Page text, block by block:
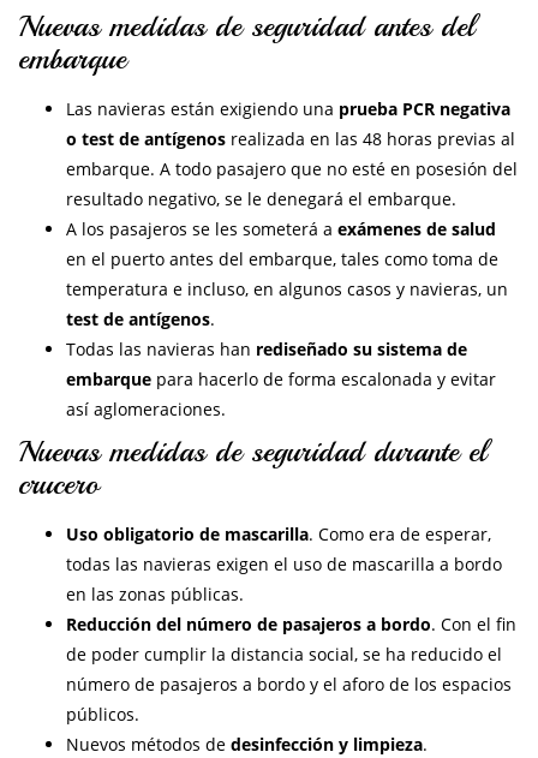
Nuevas medidas de seguridad antes del
embarque
Las navieras están exigiendo una prueba PCR negativa
o test de antígenos realizada en las 48 horas previas al
embarque. A todo pasajero que no esté en posesión del
resultado negativo, se le denegará el embarque.
A los pasajeros se les someterá a exámenes de salud
en el puerto antes del embarque, tales como toma de
temperatura e incluso, en algunos casos y navieras, un
test de antígenos.
Todas las navieras han rediseñado su sistema de
embarque para hacerlo de forma escalonada y evitar
así aglomeraciones.
Nuevas medidas de seguridad durante el
crucero
Uso obligatorio de mascarilla. Como era de esperar,
todas las navieras exigen el uso de mascarilla a bordo
en las zonas públicas.
Reducción del número de pasajeros a bordo. Con el fin
de poder cumplir la distancia social, se ha reducido el
número de pasajeros a bordo y el aforo de los espacios
públicos.
Nuevos métodos de desinfección y limpieza.